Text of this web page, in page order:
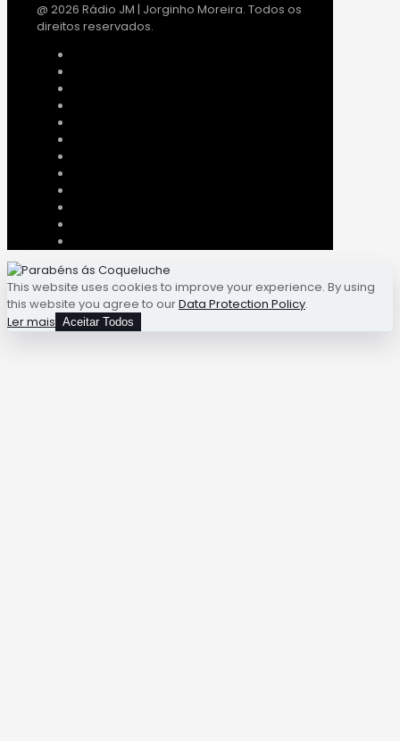
@ 2026 Rádio JM | Jorginho Moreira. Todos os
direitos reservados.
This website uses cookies to improve your experience. By using
this website you agree to ourData Protection Policy.
Ler mais Aceitar Todos